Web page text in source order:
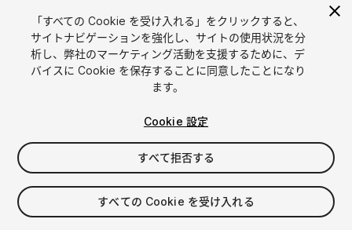
1/ 12
$15
消費税は決済時に計算されます
「すべての Cookie を受け入れる」をクリックすると、
サイトナビゲーションを強化し、サイトの使用状況を分
析し、弊社のマーケティング活動を支援するために、デ
バイスに Cookie を保存することに同意したことになり
ます。
Cookie 設定
すべて拒否する
すべての Cookie を受け入れる